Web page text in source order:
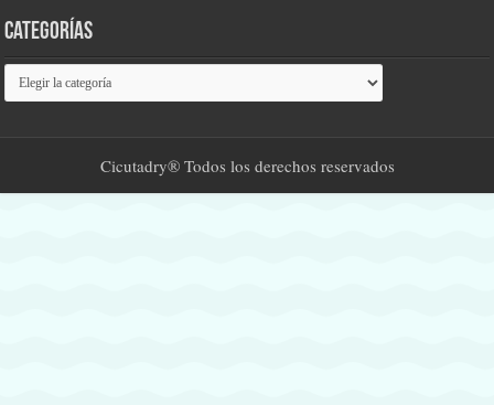
Categorías
Categorías
Cicutadry® Todos los derechos reservados